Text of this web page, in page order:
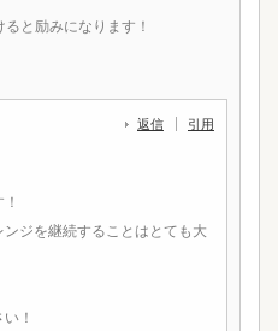
と励みになります！
返信 引用
ジを継続することはとても大
！